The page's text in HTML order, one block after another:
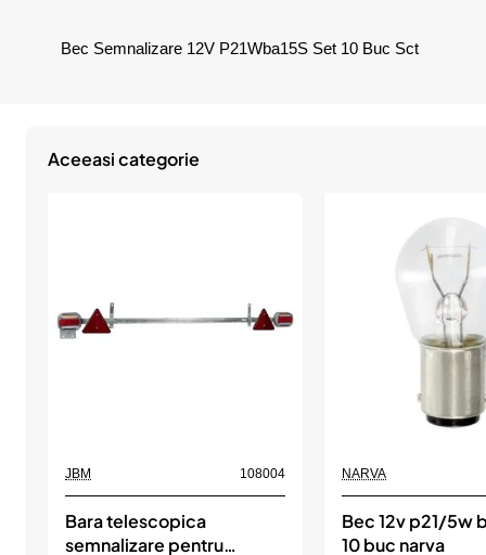
Bec Semnalizare 12V P21Wba15S Set 10 Buc Sct
Aceeasi categorie
JBM 108004
Bara telescopica
semnalizare pentru
NARVA
Bec 12v p21/5w
10 buc narva